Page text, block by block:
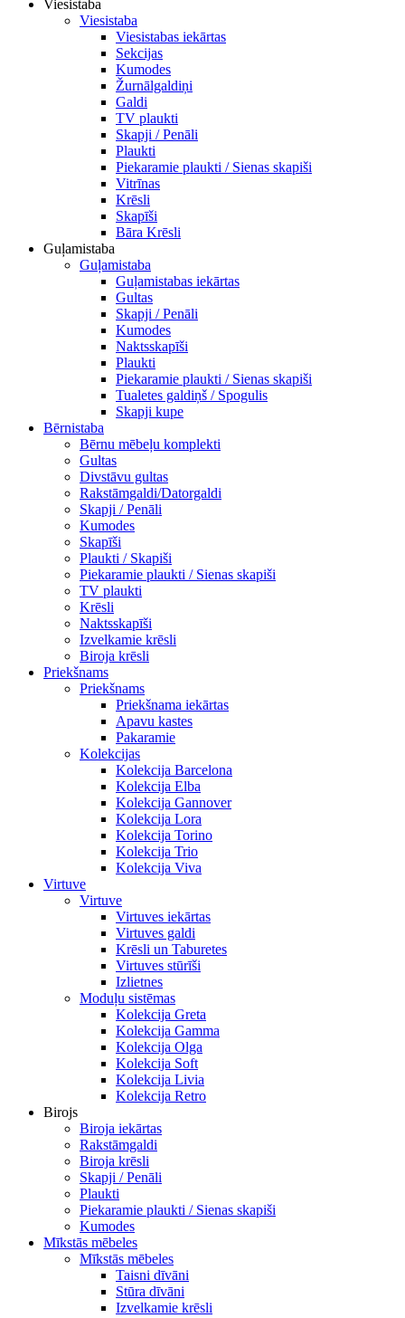
Viesistaba
Viesistaba
Viesistabas iekārtas
Sekcijas
Kumodes
Žurnālgaldiņi
Galdi
TV plaukti
Skapji / Penāli
Plaukti
Piekaramie plaukti / Sienas skapiši
Vitrīnas
Krēsli
Skapīši
Bāra Krēsli
Guļamistaba
Guļamistaba
Guļamistabas iekārtas
Gultas
Skapji / Penāli
Kumodes
Naktsskapīši
Plaukti
Piekaramie plaukti / Sienas skapiši
Tualetes galdiņš / Spogulis
Skapji kupe
Bērnistaba
Bērnu mēbeļu komplekti
Gultas
Divstāvu gultas
Rakstāmgaldi/Datorgaldi
Skapji / Penāli
Kumodes
Skapīši
Plaukti / Skapiši
Piekaramie plaukti / Sienas skapiši
TV plaukti
Krēsli
Naktsskapīši
Izvelkamie krēsli
Biroja krēsli
Priekšnams
Priekšnams
Priekšnama iekārtas
Apavu kastes
Pakaramie
Kolekcijas
Kolekcija Barcelona
Kolekcija Elba
Kolekcija Gannover
Kolekcija Lora
Kolekcija Torino
Kolekcija Trio
Kolekcija Viva
Virtuve
Virtuve
Virtuves iekārtas
Virtuves galdi
Krēsli un Taburetes
Virtuves stūrīši
Izlietnes
Moduļu sistēmas
Kolekcija Greta
Kolekcija Gamma
Kolekcija Olga
Kolekcija Soft
Kolekcija Livia
Kolekcija Retro
Birojs
Biroja iekārtas
Rakstāmgaldi
Biroja krēsli
Skapji / Penāli
Plaukti
Piekaramie plaukti / Sienas skapiši
Kumodes
Mīkstās mēbeles
Mīkstās mēbeles
Taisni dīvāni
Stūra dīvāni
Izvelkamie krēsli